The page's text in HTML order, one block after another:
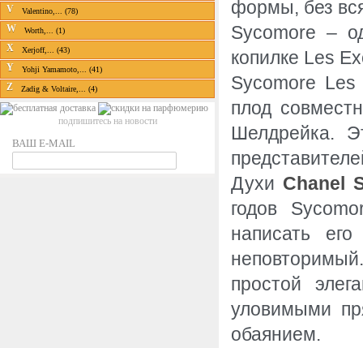
V Valentino,... (78)
W Worth,... (1)
X Xerjoff,... (43)
Y Yohji Yamamoto,... (41)
Z Zadig & Voltaire,... (4)
подпишитесь на новости
ВАШ E-MAIL
формы, без
Sycomore –
копилке Les
Sycomore Les
плод
Шелдрейка.
Духи Chanel
годов
написать
простой
уловимыми
обаянием.